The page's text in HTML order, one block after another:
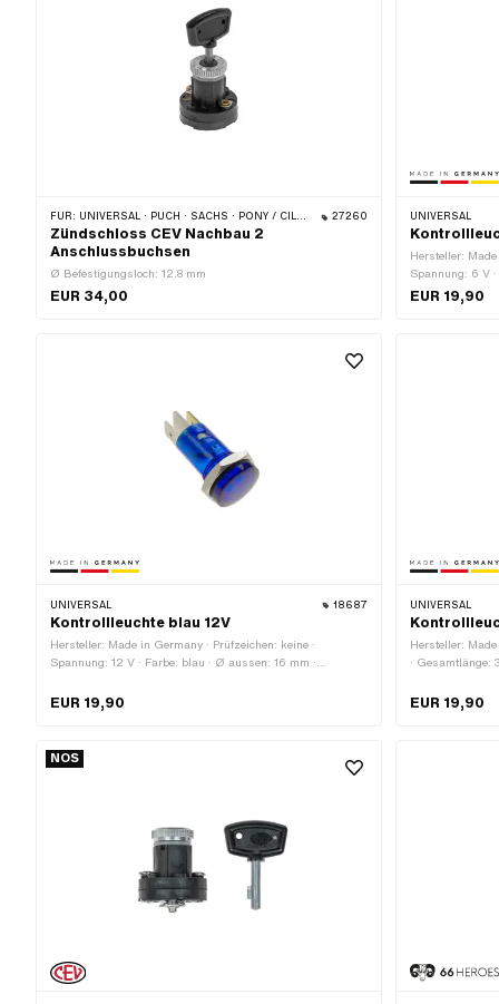
FÜR: UNIVERSAL · PUCH · SACHS · PONY / CILO (BETA 521 & 512) · ZÜNDAPP BELMONDO · HERCULES 27260
Zündschloss CEV Nachbau 2
Anschlussbuchsen
Ø Befestigungsloch: 12.8 mm
EUR 34,00
UNIVERSAL
Hersteller: Made
Spannung: 6 V
Gesamtlänge:
EUR 19,90
UNIVERSAL 18687
Kontrollleuchte blau 12V
Hersteller: Made in Germany · Prüfzeichen: keine ·
Spannung: 12 V · Farbe: blau · Ø aussen: 16 mm ·
EUR 19,90
UNIVERSAL
Hersteller:
· Gesamtlänge:
EUR 19,90
NOS